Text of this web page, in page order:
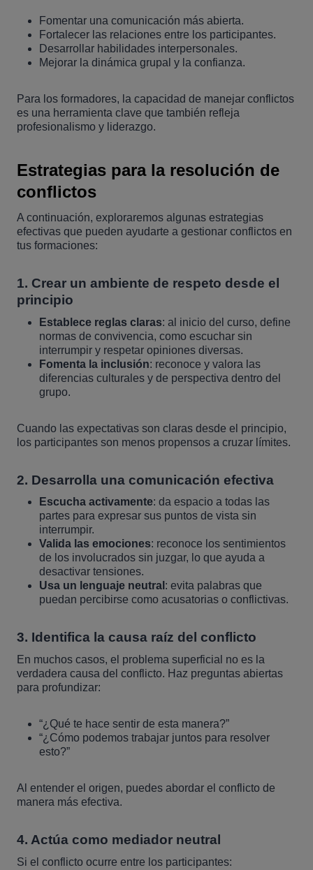
Fomentar una comunicación más abierta.
Fortalecer las relaciones entre los participantes.
Desarrollar habilidades interpersonales.
Mejorar la dinámica grupal y la confianza.
Para los formadores, la capacidad de manejar conflictos
es una herramienta clave que también refleja
profesionalismo y liderazgo.
Estrategias para la resolución de
conflictos
A continuación, exploraremos algunas estrategias
efectivas que pueden ayudarte a gestionar conflictos en
tus formaciones:
1. Crear un ambiente de respeto desde el
principio
Establece reglas claras: al inicio del curso, define
normas de convivencia, como escuchar sin
interrumpir y respetar opiniones diversas.
Fomenta la inclusión: reconoce y valora las
diferencias culturales y de perspectiva dentro del
grupo.
Cuando las expectativas son claras desde el principio,
los participantes son menos propensos a cruzar límites.
2. Desarrolla una comunicación efectiva
Escucha activamente: da espacio a todas las
partes para expresar sus puntos de vista sin
interrumpir.
Valida las emociones: reconoce los sentimientos
de los involucrados sin juzgar, lo que ayuda a
desactivar tensiones.
Usa un lenguaje neutral : evita palabras que
puedan percibirse como acusatorias o conflictivas.
3. Identifica la causa raíz del conflicto
En muchos casos, el problema superficial no es la
verdadera causa del conflicto. Haz preguntas abiertas
para profundizar:
“¿Qué te hace sentir de esta manera?”
“¿Cómo podemos trabajar juntos para resolver
esto?”
Al entender el origen, puedes abordar el conflicto de
manera más efectiva.
4. Actúa como mediador neutral
Si el conflicto ocurre entre los participantes: